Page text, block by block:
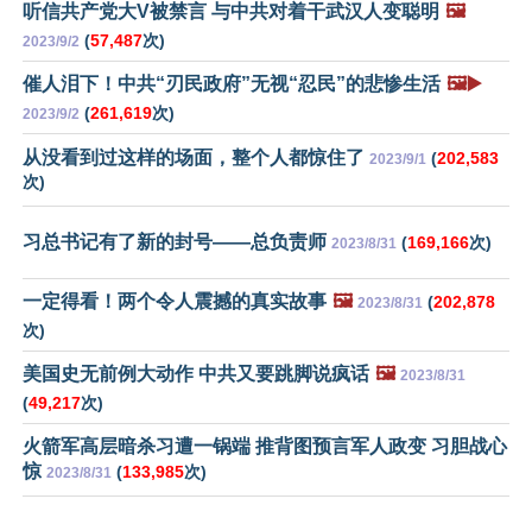
听信共产党大V被禁言 与中共对着干武汉人变聪明 🖼️
2023/9/2 (57,487次)
催人泪下！中共“刃民政府”无视“忍民”的悲惨生活 🖼️▶️
2023/9/2 (261,619次)
从没看到过这样的场面，整个人都惊住了 2023/9/1 (202,583
次)
习总书记有了新的封号——总负责师 2023/8/31 (169,166次)
一定得看！两个令人震撼的真实故事 🖼️ 2023/8/31 (202,878
次)
美国史无前例大动作 中共又要跳脚说疯话 🖼️ 2023/8/31
(49,217次)
火箭军高层暗杀习遭一锅端 推背图预言军人政变 习胆战心
惊 2023/8/31 (133,985次)